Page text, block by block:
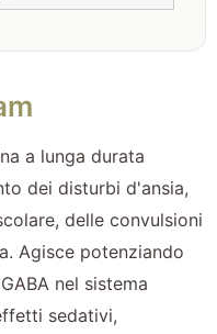
a lunga durata
dei disturbi d'ansia,
delle convulsioni
Agisce potenziando
nel sistema
sedativi,